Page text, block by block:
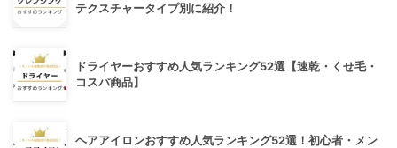
テクスチャータイプ別に紹介！
ドライヤーおすすめ人気ランキング52選【速乾・くせ毛・
コスパ商品】
ヘアアイロンおすすめ人気ランキング52選！初心者・メン